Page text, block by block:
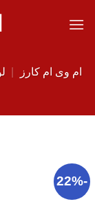
ام وی ام کارز
-22%